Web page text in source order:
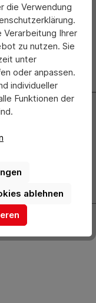
regelmäßig
die Verwendung
Verarbeitung Ihrer
zu nutzen. Sie
unter
oder anpassen.
individueller
Funktionen der
ablehnen